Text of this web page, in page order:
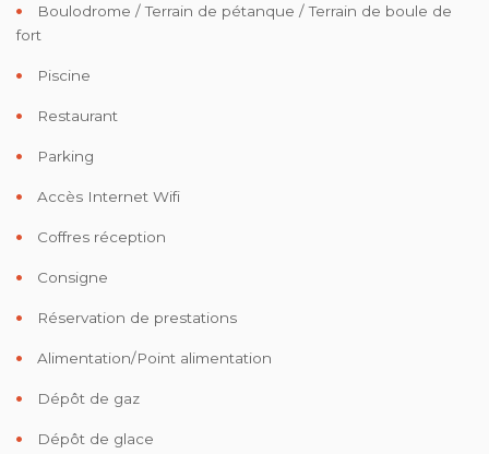
Boulodrome / Terrain de pétanque / Terrain de boule de
fort
Piscine
Restaurant
Parking
Accès Internet Wifi
Coffres réception
Consigne
Réservation de prestations
Alimentation/Point alimentation
Dépôt de gaz
Dépôt de glace